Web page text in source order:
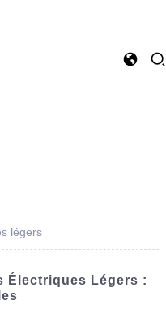
légers
Électriques Légers :